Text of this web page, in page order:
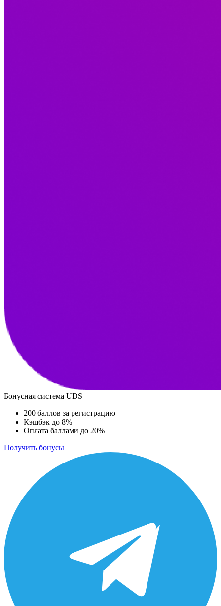
Бонусная система UDS
200 баллов за регистрацию
Кэшбэк до 8%
Оплата баллами до 20%
Получить бонусы